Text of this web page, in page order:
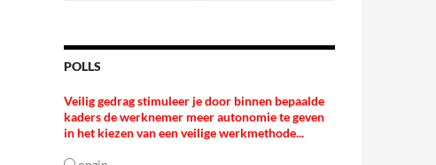
POLLS
Veilig gedrag stimuleer je door binnen bepaalde
kaders de werknemer meer autonomie te geven
in het kiezen van een veilige werkmethode...